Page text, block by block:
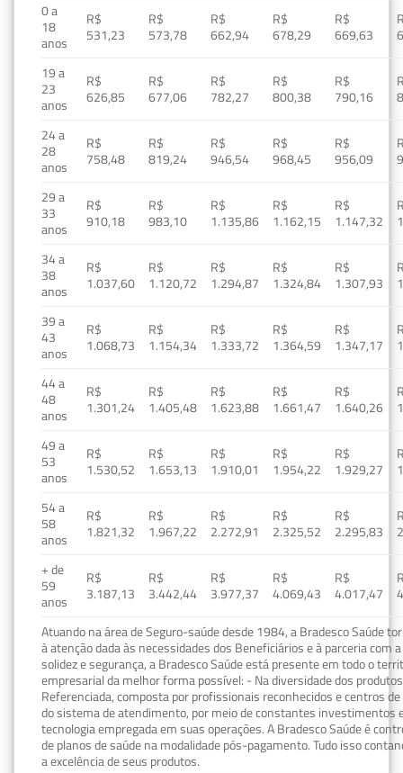
0 a
18
anos
R$
531,23
R$
573,78
R$
662,94
R$
678,29
R$
669,63
19 a
23
anos
R$
626,85
R$
677,06
R$
782,27
R$
800,38
R$
790,16
24 a
28
anos
R$
758,48
R$
819,24
R$
946,54
R$
968,45
R$
956,09
29 a
33
anos
R$
910,18
R$
983,10
R$
1.135,86
R$
1.162,15
R$
1.147,32
34 a
38
anos
R$
1.037,60
R$
1.120,72
R$
1.294,87
R$
1.324,84
R$
1.307,93
39 a
43
anos
R$
1.068,73
R$
1.154,34
R$
1.333,72
R$
1.364,59
R$
1.347,17
44 a
48
anos
R$
1.301,24
R$
1.405,48
R$
1.623,88
R$
1.661,47
R$
1.640,26
49 a
53
anos
R$
1.530,52
R$
1.653,13
R$
1.910,01
R$
1.954,22
R$
1.929,27
54 a
58
anos
R$
1.821,32
R$
1.967,22
R$
2.272,91
R$
2.325,52
R$
2.295,83
+ de
59
anos
R$
3.187,13
R$
3.442,44
R$
3.977,37
R$
4.069,43
R$
4.017,47
Atuando na área de Seguro-saúde desde 1984, a Bradesco Saúde
à atenção dada às necessidades dos Beneficiários e à parceria com
solidez e segurança, a Bradesco Saúde está presente em todo o
empresarial da melhor forma possível: - Na diversidade dos
Referenciada, composta por profissionais reconhecidos e centros
do sistema de atendimento, por meio de constantes investimentos
tecnologia empregada em suas operações. A Bradesco Saúde é
de planos de saúde na modalidade pós-pagamento. Tudo isso
a excelência de seus produtos.